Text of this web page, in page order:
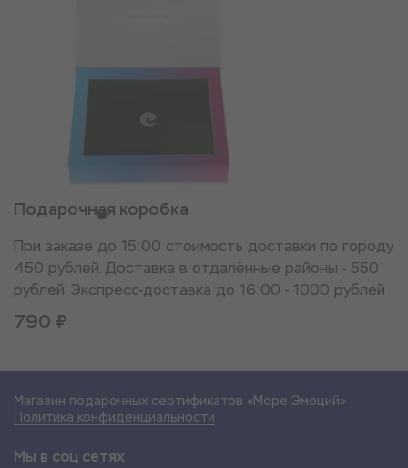
Подарочная коробка
При заказе до 15:00 стоимость доставки по городу
450 рублей. Доставка в отдалённые районы - 550
рублей. Экспресс-доставка до 16:00 - 1000 рублей
790 ₽
Магазин подарочных сертификатов «Море Эмоций»
Политика конфиденциальности
Мы в соц сетях